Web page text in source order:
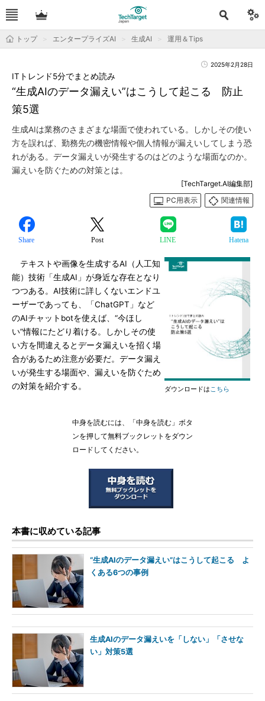
トップ エンタープライズAI 生成AI 運用＆Tips
2025年2月28日
“生成AIのデータ漏えい”はこうして起こる 防止
策5選
ITトレンド5分でまとめ読み
生成AIは業務のさまざまな場面で使われている。しかしその使い
方を誤れば、勤務先の機密情報や個人情報が漏えいしてしまう恐
れがある。データ漏えいが発生するのはどのような場面なのか。
漏えいを防ぐための対策とは。
[TechTarget.AI編集部]
PC用表示
関連情報
Share Post LINE Hatena
ダウンロードはこちら
テキストや画像を生成するAI（人工知
能）技術「生成AI」が身近な存在となり
つつある。AI技術に詳しくないエンドユ
ーザーであっても、「ChatGPT」など
のAIチャットbotを使えば、“今ほし
い”情報にたどり着ける。しかしその使
い方を間違えるとデータ漏えいを招く場
合があるため注意が必要だ。データ漏え
いが発生する場面や、漏えいを防ぐため
の対策を紹介する。
中身を読むには、「中身を読む」ボタ
ンを押して無料ブックレットをダウン
ロードしてください。
本書に収めている記事
“生成AIのデータ漏えい”はこうして起こる よ
くある6つの事例
生成AIのデータ漏えいを「しない」「させな
い」対策5選